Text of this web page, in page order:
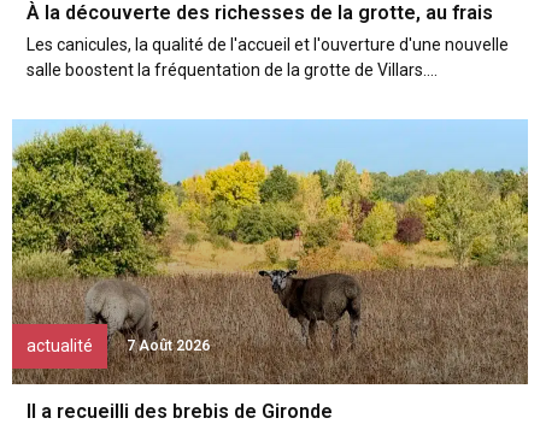
À la découverte des richesses de la grotte, au frais
Les canicules, la qualité de l'accueil et l'ouverture d'une nouvelle
salle boostent la fréquentation de la grotte de Villars....
actualité 7 Août 2026
Il a recueilli des brebis de Gironde